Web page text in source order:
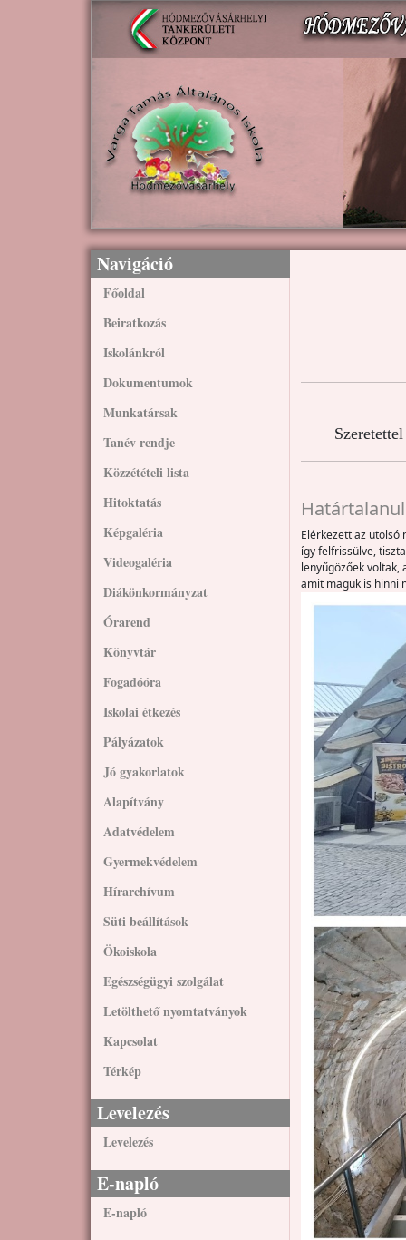
Ugrás a tartalomra
Navigáció
Főoldal
Beiratkozás
Iskolánkról
Dokumentumok
Munkatársak
Tanév rendje
Közzétételi lista
Hitoktatás
Képgaléria
Videogaléria
Diákönkormányzat
Órarend
Könyvtár
Fogadóóra
Iskolai étkezés
Pályázatok
Jó gyakorlatok
Alapítvány
Adatvédelem
Gyermekvédelem
Hírarchívum
Süti beállítások
Ökoiskola
Egészségügyi szolgálat
Letölthető nyomtatványok
Kapcsolat
Térkép
Levelezés
Levelezés
E-napló
E-napló
Elérkezett az utolsó
így felfrissülve,
lenyűgözőek voltak,
amit maguk is hinni